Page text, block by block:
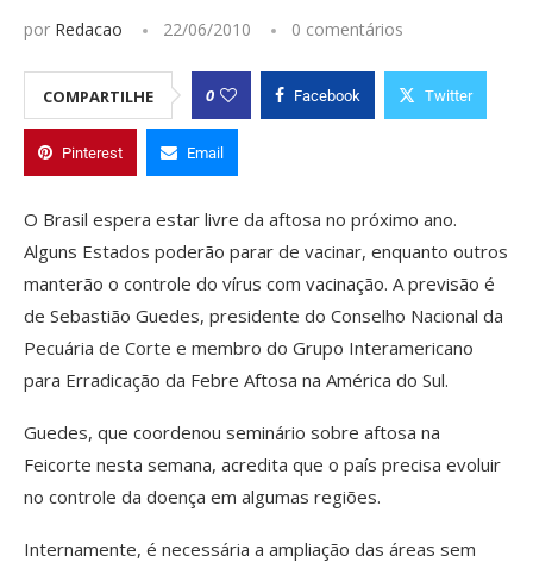
por Redacao 22/06/2010 0 comentários
COMPARTILHE 0 Facebook Twitter
Pinterest Email
O Brasil espera estar livre da aftosa no próximo ano.
Alguns Estados poderão parar de vacinar, enquanto outros
manterão o controle do vírus com vacinação. A previsão é
de Sebastião Guedes, presidente do Conselho Nacional da
Pecuária de Corte e membro do Grupo Interamericano
para Erradicação da Febre Aftosa na América do Sul.
Guedes, que coordenou seminário sobre aftosa na
Feicorte nesta semana, acredita que o país precisa evoluir
no controle da doença em algumas regiões.
Internamente, é necessária a ampliação das áreas sem